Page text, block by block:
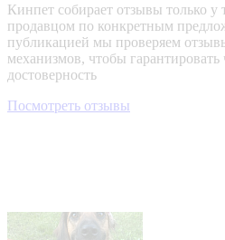
Кинпет собирает отзывы только у
продавцом по конкретным
публикацией мы проверяем
механизмов, чтобы гарантировать
достоверность
Посмотреть отзывы